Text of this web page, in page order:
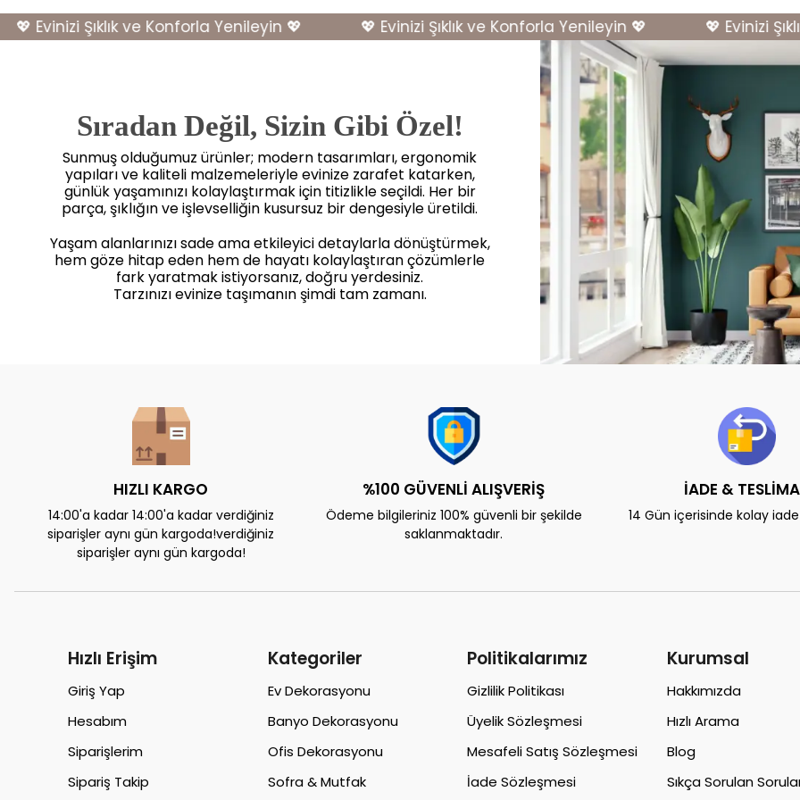
Evinizi Şıklık ve Konforla Yenileyin 💖 💖 Evinizi Şıklık ve Konforla Yenileyin 💖 💖 Evinizi
Sıradan Değil, Sizin Gibi Özel!
Sunmuş olduğumuz ürünler; modern tasarımları, ergonomik
yapıları ve kaliteli malzemeleriyle evinize zarafet katarken,
günlük yaşamınızı kolaylaştırmak için titizlikle seçildi. Her bir
parça, şıklığın ve işlevselliğin kusursuz bir dengesiyle üretildi.
Yaşam alanlarınızı sade ama etkileyici detaylarla dönüştürmek,
hem göze hitap eden hem de hayatı kolaylaştıran çözümlerle
fark yaratmak istiyorsanız, doğru yerdesiniz.
Tarzınızı evinize taşımanın şimdi tam zamanı.
HIZLI KARGO
14:00'a kadar 14:00'a kadar verdiğiniz
siparişler aynı gün kargoda!verdiğiniz
siparişler aynı gün kargoda!
%100 GÜVENLİ ALIŞVERİŞ
Ödeme bilgileriniz 100% güvenli bir şekilde
saklanmaktadır.
İADE &
14 Gün içerisinde kolay
Hızlı Erişim
Giriş Yap
Hesabım
Siparişlerim
Sipariş Takip
Kategoriler
Ev Dekorasyonu
Banyo Dekorasyonu
Ofis Dekorasyonu
Sofra & Mutfak
Politikalarımız
Gizlilik Politikası
Üyelik Sözleşmesi
Mesafeli Satış Sözleşmesi
İade Sözleşmesi
Kurumsal
Hakkımızda
Hızlı Arama
Blog
Sıkça Sorulan